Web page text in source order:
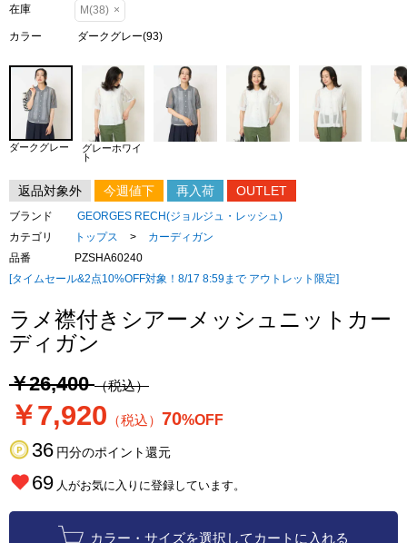
在庫 M(38) ×
カラー ダークグレー(93)
ダークグレー
グレーホワイ
ト
返品対象外 今週値下 再入荷 OUTLET
ブランド
GEORGES RECH(ジョルジュ・レッシュ)
カテゴリ
トップス >
カーディガン
品番
PZSHA60240
[タイムセール&2点10%OFF対象！8/17 8:59まで アウトレット限定]
ラメ襟付きシアーメッシュニットカー
ディガン
￥26,400（税込）
￥7,920 （税込） 70%OFF
36 円分のポイント還元
69 人がお気に入りに登録しています。
カラー・サイズを選択してカートに入れる